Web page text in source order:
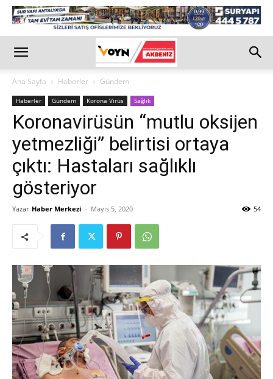
Ana Sayfa Haberler Gündem
Haberler Gündem Korona Virüs Sağlık
Koronavirüsün “mutlu oksijen
yetmezliği” belirtisi ortaya
çıktı: Hastaları sağlıklı
gösteriyor
Yazar Haber Merkezi - Mayıs 5, 2020 54